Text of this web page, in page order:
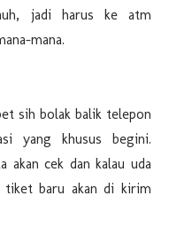
jadi harus ke atm
mana.
sih bolak balik telepon
yang khusus begini.
akan cek dan kalau uda
tiket baru akan di kirim